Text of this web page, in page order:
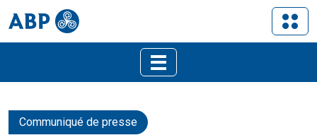
Communiqué de presse